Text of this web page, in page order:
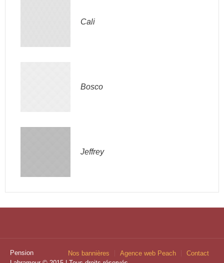
Cali
Bosco
Jeffrey
Nos bannières Agence web Peach Contact
Pension